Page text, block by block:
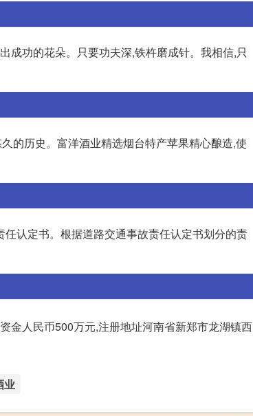
成功的花朵。只要功夫深,铁杵磨成针。我相信,只
的历史。富洋酒业精选烟台特产苹果精心酿造,使
认定书。根据道路交通事故责任认定书划分的责
金人民币500万元,注册地址河南省新郑市龙湖镇西
业